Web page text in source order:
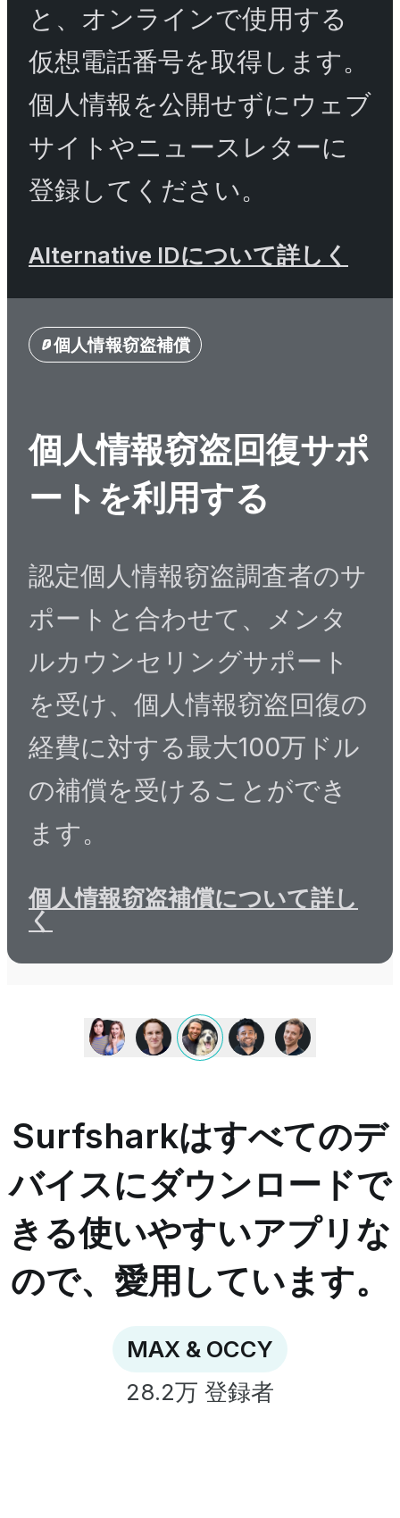
と、オンラインで使用する
仮想電話番号を取得します。
個人情報を公開せずにウェブ
サイトやニュースレターに
登録してください。
Alternative IDについて詳しく
個人情報窃盗補償
個人情報窃盗回復サポ
ートを利用する
認定個人情報窃盗調査者のサ
ポートと合わせて、メンタ
ルカウンセリングサポート
を受け、個人情報窃盗回復の
経費に対する最大100万ドル
の補償を受けることができ
ます。
個人情報窃盗補償について詳し
く
Surfshark
は
す
の
デ
イ
ス
に
ダ
ロ
ド
で
き
る
Surfsharkはすべてのデ
バイスにダウンロードで
きる使いやすいアプリな
ので、愛用しています。
MAX & OCCY
28.2万 登録者